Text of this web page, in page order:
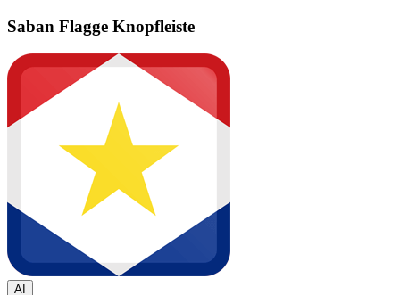
Saban Flagge Knopfleiste
AI